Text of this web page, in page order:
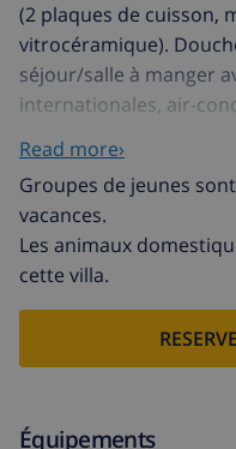
(2 plaques de cuisson,
vitrocéramique).
séjour/salle à manger
internationales, air-
chaud. Sortie sur le
avec 1 grand-lit,
chauffage à air chaud.
chambre avec 2 lits.
four, lave-vaisselle, 2
micro-ondes, cafetière
Sortie sur le jardinet,
Grande terrasse
terrasse, barbecue,
jardin et les alentours.
Read more›
Groupes de jeunes
vacances.
Les animaux
cette villa.
Équipements